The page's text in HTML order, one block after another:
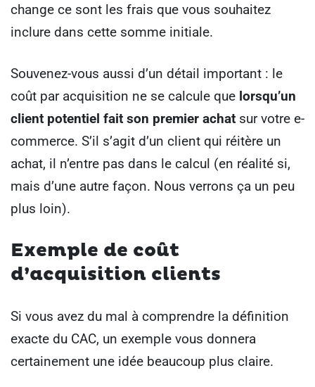
change ce sont les frais que vous souhaitez
inclure dans cette somme initiale.
Souvenez-vous aussi d’un détail important : le
coût par acquisition ne se calcule que lorsqu’un
client potentiel fait son premier achat sur votre e-
commerce. S’il s’agit d’un client qui réitère un
achat, il n’entre pas dans le calcul (en réalité si,
mais d’une autre façon. Nous verrons ça un peu
plus loin).
Exemple de coût
d’acquisition clients
Si vous avez du mal à comprendre la définition
exacte du CAC, un exemple vous donnera
certainement une idée beaucoup plus claire.